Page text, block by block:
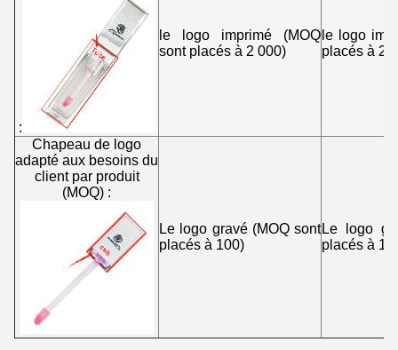
:
le logo imprimé (MOQ
sont placés à 2 000)
le logo
placés à 2
Chapeau de logo
adapté aux besoins du
client par produit
(MOQ) :
Le logo gravé (MOQ sont
placés à 100)
Le logo
placés à